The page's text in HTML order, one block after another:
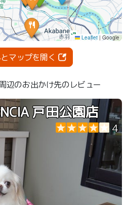
マップを開く
辺のお出かけ先のレビュー
戸田公園店
4